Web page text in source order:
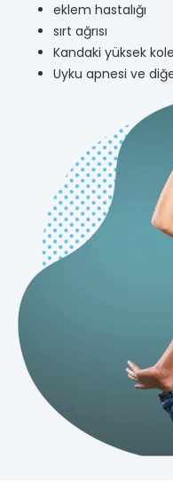
eklem hastalığı
sırt ağrısı
Kandaki yüksek
Uyku apnesi ve